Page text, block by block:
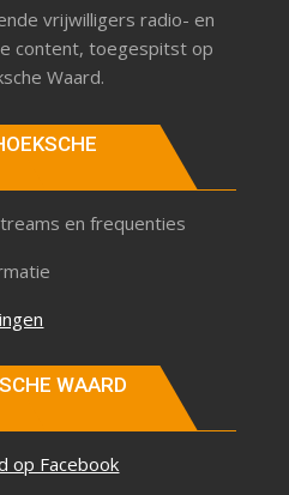
vrijwilligers radio- en
content, toegespitst op
Waard.
en frequenties
WAARD
op Facebook